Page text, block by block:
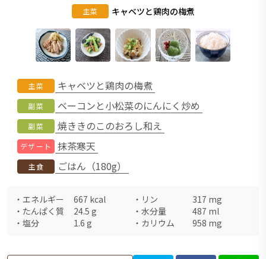
主菜 キャベツと鶏肉の梅煮
主菜 キャベツと鶏肉の梅煮
副菜 ベーコンと小松菜のにんにく炒め
副菜 焼ききのこのおろし和え
デザート 抹茶寒天
主食 ごはん（180g）
・ エネルギー 667 kcal ・ リン 317 mg
・ たんぱく質 24.5 g ・ 水分量 487 ml
・ 塩分 1.6 g ・ カリウム 958 mg